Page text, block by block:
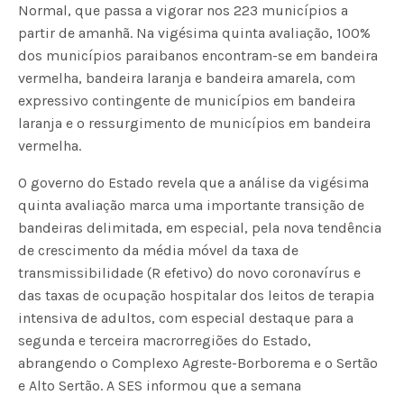
Normal, que passa a vigorar nos 223 municípios a
partir de amanhã. Na vigésima quinta avaliação, 100%
dos municípios paraibanos encontram-se em bandeira
vermelha, bandeira laranja e bandeira amarela, com
expressivo contingente de municípios em bandeira
laranja e o ressurgimento de municípios em bandeira
vermelha.
O governo do Estado revela que a análise da vigésima
quinta avaliação marca uma importante transição de
bandeiras delimitada, em especial, pela nova tendência
de crescimento da média móvel da taxa de
transmissibilidade (R efetivo) do novo coronavírus e
das taxas de ocupação hospitalar dos leitos de terapia
intensiva de adultos, com especial destaque para a
segunda e terceira macrorregiões do Estado,
abrangendo o Complexo Agreste-Borborema e o Sertão
e Alto Sertão. A SES informou que a semana